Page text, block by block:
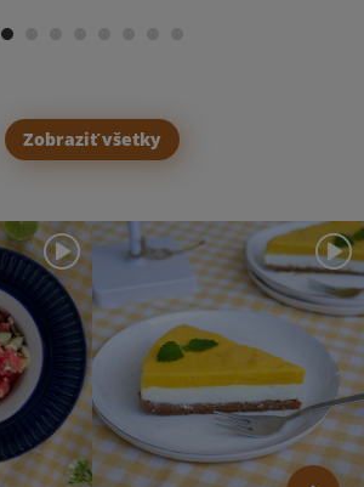
Zobraziť všetky